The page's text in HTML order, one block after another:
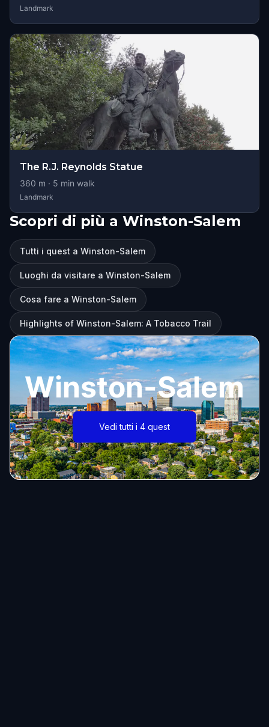
Landmark
The R.J. Reynolds Statue
360 m · 5 min walk
Landmark
Scopri di più a Winston-Salem
Tutti i quest a Winston-Salem
Luoghi da visitare a Winston-Salem
Cosa fare a Winston-Salem
Highlights of Winston-Salem: A Tobacco Trail
Winston-Salem
Vedi tutti i 4 quest